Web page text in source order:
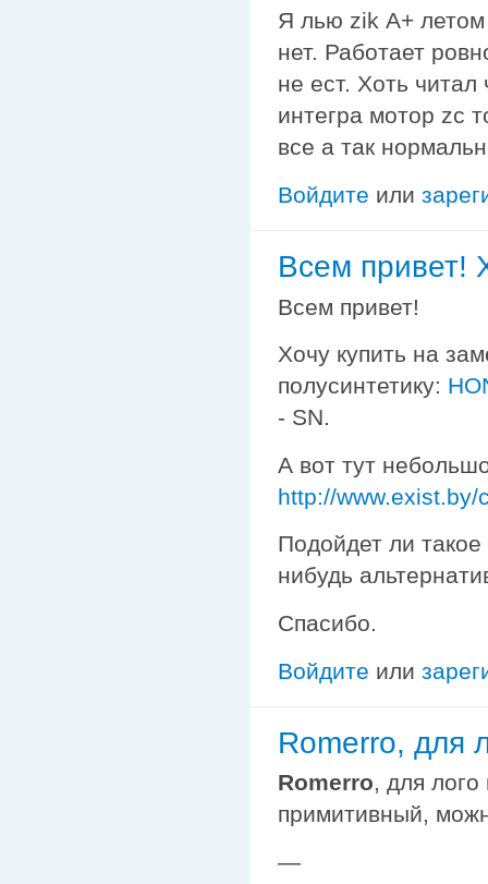
Я лью zik А+ летом
нет. Работает
не ест. Хоть
интегра мотор zc
все а так
Войдите или
Всем привет!
Всем привет!
Хочу купить на
полусинтетику:
- SN.
А вот тут
http://
Подойдет ли
нибудь
Спасибо.
Войдите или
Romerro, для
Romerro, для
примитивный,
—